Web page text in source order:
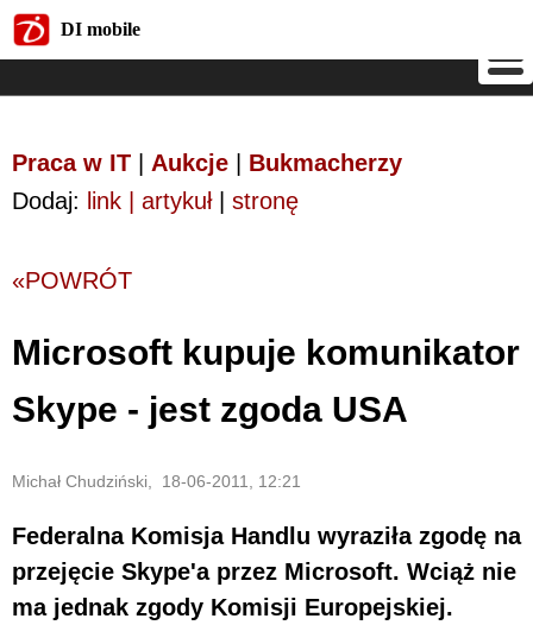
DI mobile
Praca w IT Aukcje
Bukmacherzy
Dodaj: link | artykuł| stronę
«POWRÓT
Microsoft kupuje komunikator
Skype - jest zgoda USA
Michał Chudziński, 18-06-2011, 12:21
Federalna Komisja Handlu wyraziła zgodę na
przejęcie Skype'a przez Microsoft. Wciąż nie
ma jednak zgody Komisji Europejskiej.
DI mobile